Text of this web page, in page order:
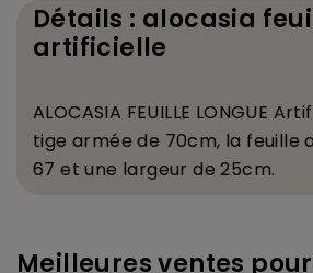
Détails : alocasia
artificielle
ALOCASIA FEUILLE LONGUE
tige armée de 70cm, la feuille
67 et une largeur de 25cm.
Meilleures ventes